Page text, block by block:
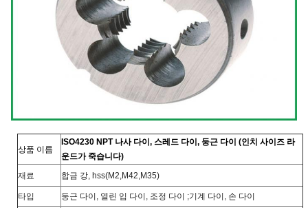
상품 이름
ISO4230 NPT 나사 다이, 스레드 다이, 둥근 다이 (인치 사이즈 라
운드가 죽습니다)
재료
합금 강, hss(M2,M42,M35)
타입 둥근 다이, 열린 입 다이, 조정 다이 ;기계 다이, 손 다이